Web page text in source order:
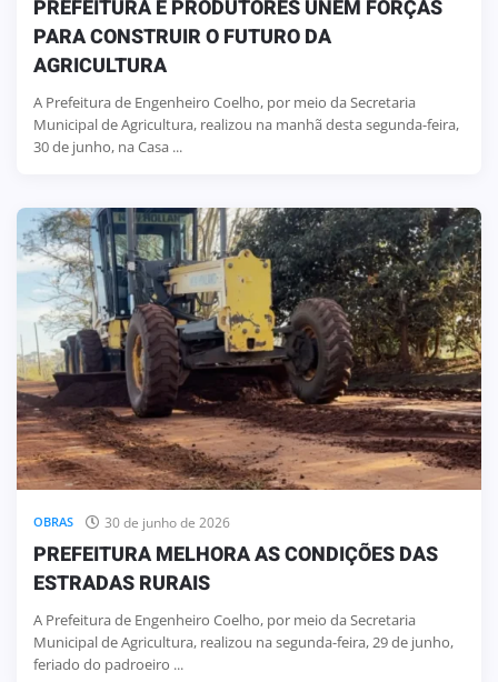
PREFEITURA E PRODUTORES UNEM FORÇAS
PARA CONSTRUIR O FUTURO DA
AGRICULTURA
A Prefeitura de Engenheiro Coelho, por meio da Secretaria
Municipal de Agricultura, realizou na manhã desta segunda-feira,
30 de junho, na Casa ...
OBRAS 30 de junho de 2026
PREFEITURA MELHORA AS CONDIÇÕES DAS
ESTRADAS RURAIS
A Prefeitura de Engenheiro Coelho, por meio da Secretaria
Municipal de Agricultura, realizou na segunda-feira, 29 de junho,
feriado do padroeiro ...